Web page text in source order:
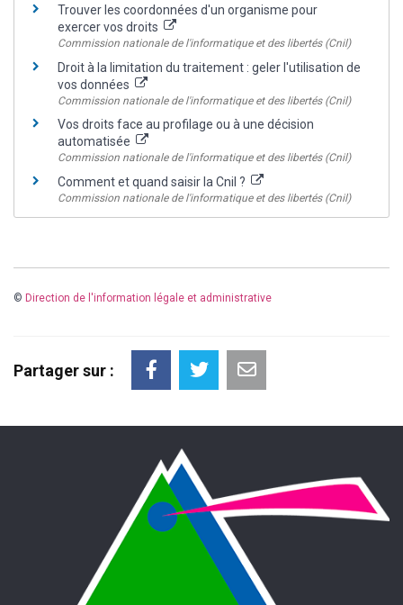
Trouver les coordonnées d'un organisme pour
exercer vos droits
Commission nationale de l'informatique et des libertés (Cnil)
Droit à la limitation du traitement : geler l'utilisation de
vos données
Commission nationale de l'informatique et des libertés (Cnil)
Vos droits face au profilage ou à une décision
automatisée
Commission nationale de l'informatique et des libertés (Cnil)
Comment et quand saisir la Cnil ?
Commission nationale de l'informatique et des libertés (Cnil)
© Direction de l'information légale et administrative
Partager sur :